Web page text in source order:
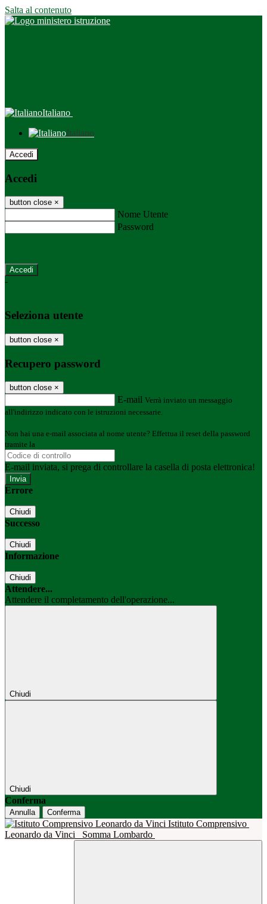
Salta al contenuto
Italiano
Italiano
Accedi
Accedi
button close ×
Nome Utente
Password
-
Seleziona utente
button close ×
Recupero password
button close ×
E-mail Verrà inviato un messaggio
all'indirizzo indicato con le istruzioni necessarie.
Non hai una e-mail associata al nome utente? Effettua il reset della password
tramite la
E-mail inviata, si prega di controllare la casella di posta elettronica!
Errore
Chiudi
Successo
Chiudi
Informazione
Chiudi
Attendere...
Attendere il completamento dell'operazione...
Chiudi
Chiudi
Conferma
Annulla Conferma
Istituto Comprensivo
Leonardo da Vinci
Somma Lombardo